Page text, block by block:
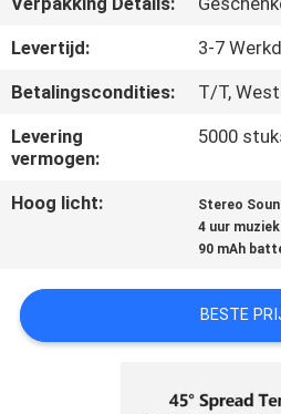
VERZOEK
OM EEN
CITAAT
SHOPPING
SITEMAP
PRIVACYBELEID
Levertijd:
3-7
Betalingscondities:
T/T,
Levering
vermogen:
5000
Hoog licht: Stereo
4 uur
90 mAh
BESTE